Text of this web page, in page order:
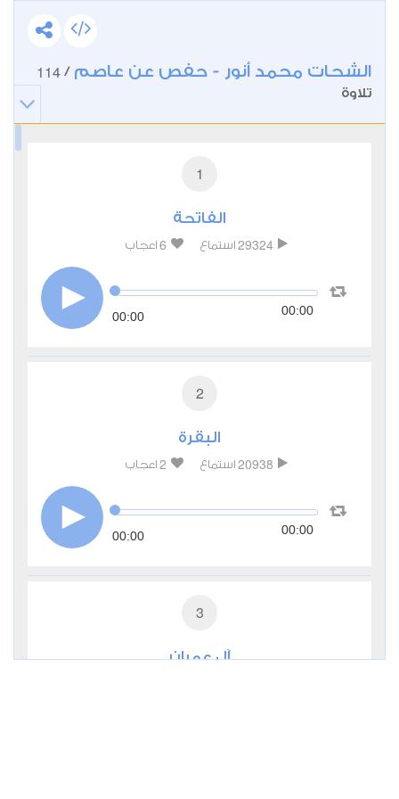
الشحات محمد أنور - حفص عن عاصم /
114
تلاوة
1
الفاتحة
29324 استماع 6 اعجاب
00:00 00:00
2
البقرة
20938 استماع 2 اعجاب
00:00 00:00
3
آل عمران